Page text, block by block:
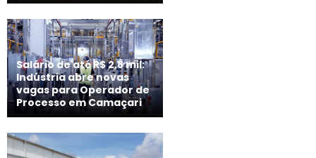
Salário de até R$ 2,8 mil:
Indústria abre novas
vagas para Operador de
Processo em Camaçari